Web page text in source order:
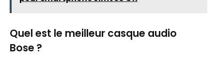
Quel est le meilleur casque audio
Bose ?